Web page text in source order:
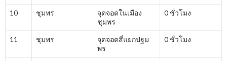
10 ชุมพร
จุดจอดในเมือง
ชุมพร
0 ชั่วโมง
11 ชุมพร
จุดจอดสี่แยกปฐม
พร
0 ชั่วโมง